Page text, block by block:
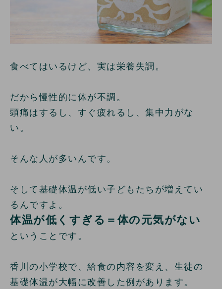
食べてはいるけど、実は栄養失調。
だから慢性的に体が不調。
頭痛はするし、すぐ疲れるし、集中力がな
い。
そんな人が多いんです。
そして基礎体温が低い子どもたちが増えてい
るんですよ。
体温が低くすぎる＝体の元気がない
ということです。
香川の小学校で、給食の内容を変え、生徒の
基礎体温が大幅に改善した例があります。